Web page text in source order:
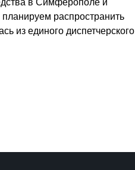
распространить
из единого диспетчерского